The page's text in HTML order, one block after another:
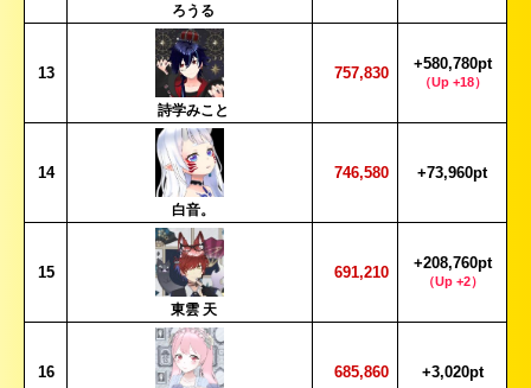
ろうる
13
詩学みこと
757,830
+580,780pt
（Up +18）
14
白音。
746,580 +73,960pt
15
東雲 天
691,210
+208,760pt
（Up +2）
16 685,860 +3,020pt